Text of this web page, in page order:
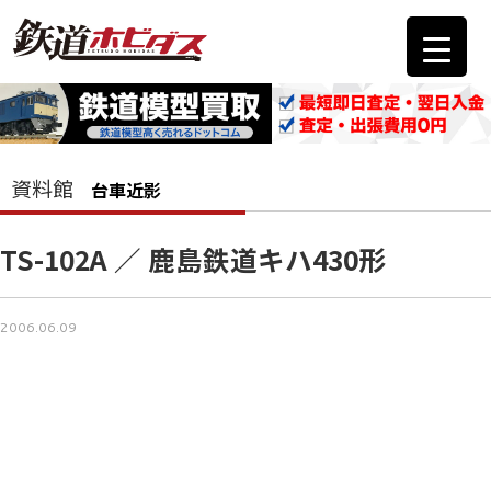
資料館 台車近影
TS-102A ／ 鹿島鉄道キハ430形
2006.06.09